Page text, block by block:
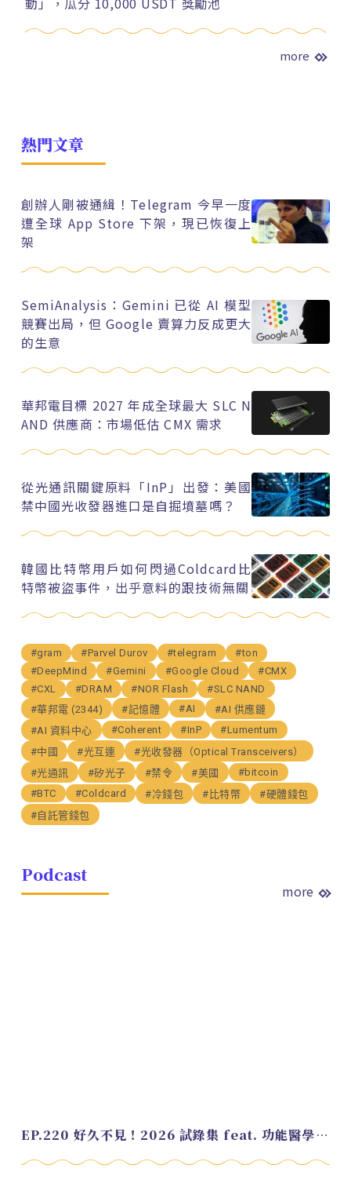
more
熱門文章
創辦人剛被通緝！Telegram 今早一度
遭全球 App Store 下架，現已恢復上
架
SemiAnalysis：Gemini 已從 AI 模型
競賽出局，但 Google 賣算力反成更大
的生意
華邦電目標 2027 年成全球最大 SLC N
AND 供應商：市場低估 CMX 需求
從光通訊關鍵原料「InP」出發：美國
禁中國光收發器進口是自掘墳墓嗎？
韓國比特幣用戶如何閃過Coldcard比
特幣被盜事件，出乎意料的跟技術無關
#gram #Parvel Durov #telegram
#ton
#DeepMind
#Gemini #Google Cloud
#CMX
#CXL
#DRAM #NOR Flash
#SLC NAND
#華邦電 (2344)
#記憶體 #AI
#AI 供應鏈
#AI 資料中心
#Coherent #InP
#Lumentum
#中國
#光互連
#光收發器（Optical Transceivers）
#光通訊
#矽光子 #禁令 #美國
#bitcoin
#BTC
#Coldcard #冷錢包 #比特幣
#硬體錢包
#自託管錢包
Podcast
more
EP.220 好久不見！2026 試錄集 feat. 功能醫學營養師 美寶